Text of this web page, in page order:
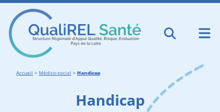
Accueil > Médico-social > Handicap
Handicap